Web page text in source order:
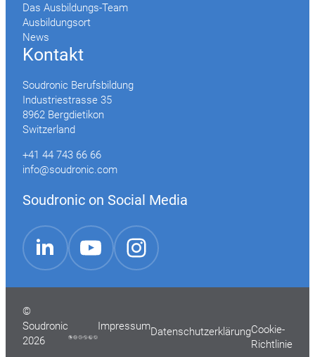
Das Ausbildungs-Team
Ausbildungsort
News
Kontakt
Soudronic Berufsbildung
Industriestrasse 35
8962 Bergdietikon
Switzerland
+41 44 743 66 66
info@soudronic.com
Soudronic on Social Media
LinkedIn
YouTube Instagram
©
Soudronic
2026
ImpressumDatenschutzerklärungCookie-
Richtlinie